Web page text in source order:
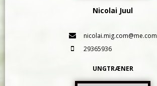
Nicolai Juul
nicolai.mig.com@me.com
29365936
UNGTRÆNER